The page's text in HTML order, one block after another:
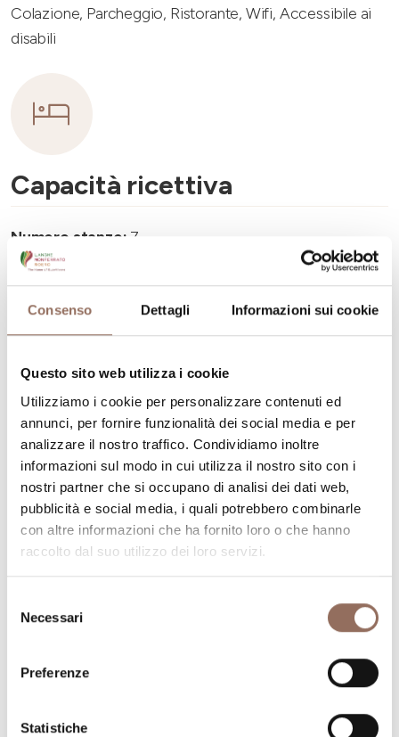
Consenso Dettagli Informazioni sui cookie
Questo sito web utilizza i cookie
Utilizziamo i cookie per personalizzare contenuti ed
annunci, per fornire funzionalità dei social media e per
analizzare il nostro traffico. Condividiamo inoltre
informazioni sul modo in cui utilizza il nostro sito con i
nostri partner che si occupano di analisi dei dati web,
pubblicità e social media, i quali potrebbero combinarle
con altre informazioni che ha fornito loro o che hanno
raccolto dal suo utilizzo dei loro servizi.
delNecessari
Preferenze
Statistiche
Colazione, Parcheggio, Ristorante, Wifi, Accessibile ai
disabili
Capacità ricettiva
Numero stanze: 7
Numero di bagni:
La tua vacanza
Pianifica dove dormire, dove mangiare, cosa fare e
visitare in ogni angolo di Langhe Monferrato Roero, con
un occhio al meteo in tempo reale
Dove mangiare